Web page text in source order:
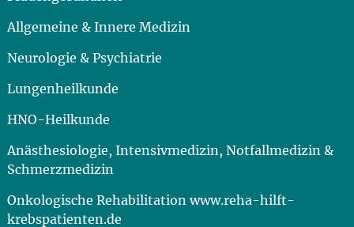
Allgemeine & Innere Medizin
Neurologie & Psychiatrie
Lungenheilkunde
HNO-Heilkunde
Anästhesiologie, Intensivmedizin, Notfallmedizin &
Schmerzmedizin
Onkologische Rehabilitation www.reha-hilft-
krebspatienten.de